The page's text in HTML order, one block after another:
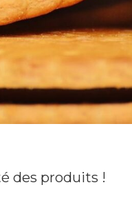
des produits !